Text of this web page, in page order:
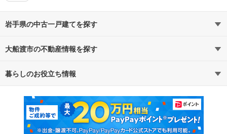
岩手県の中古一戸建てを探す
路線・駅から探す
通勤・通学時間から探す
大船渡市の不動産情報を探す
不動産・住宅
新築マンション 中古マンション
新築一戸建て 中古一戸建て
暮らしのお役立ち情報
マンションカタログ 教えて！住まいの先生